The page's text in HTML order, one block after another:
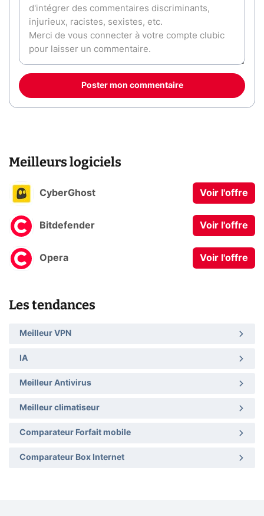
Poster mon commentaire
Meilleurs logiciels
CyberGhost Voir l'offre
Bitdefender Voir l'offre
Opera Voir l'offre
Les tendances
Meilleur VPN
IA
Meilleur Antivirus
Meilleur climatiseur
Comparateur Forfait mobile
Comparateur Box Internet